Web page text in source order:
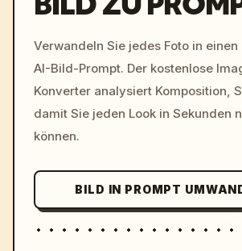
c,
colors,
Verwandeln Sie jedes Foto in
AI-Bild-Prompt. Der kostenlose
Konverter analysiert Komposition,
damit Sie jeden Look in Sekunden
können.
BILD IN PROMPT